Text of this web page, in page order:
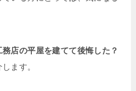
務店の平屋を建てて後悔した？
ます。